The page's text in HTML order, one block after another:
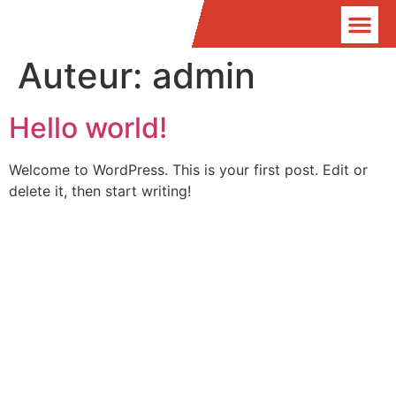
Auteur: admin
Hello world!
Welcome to WordPress. This is your first post. Edit or
delete it, then start writing!